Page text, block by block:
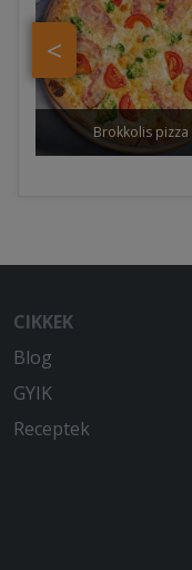
<
Brokkolis pizza
CIKKEK
Blog
GYIK
Receptek